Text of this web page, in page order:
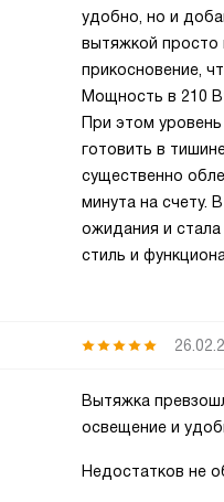
удобно, но и
вытяжкой просто
прикосновение,
Мощность в 210
При этом
готовить в
существенно
минута на счету.
ожидания и
стиль и
Вытяжка
освещение и
Недостатков не